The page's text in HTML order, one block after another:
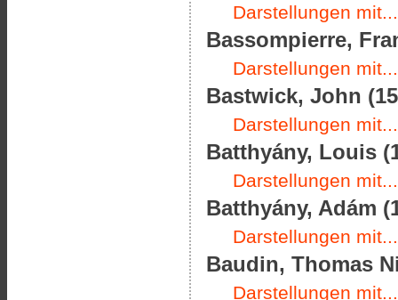
Darstellungen mit...
Bassompierre,
Darstellungen mit...
Bastwick, John
Darstellungen mit...
Batthyány, Louis
Darstellungen mit...
Batthyány, Adám
Darstellungen mit...
Baudin, Thomas
Darstellungen mit...